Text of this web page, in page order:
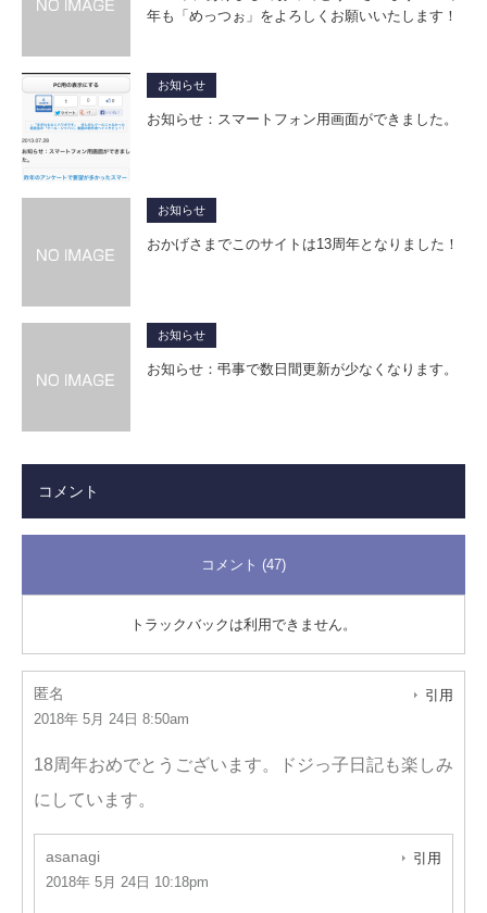
年も「めっつぉ」をよろしくお願いいたします！
お知らせ
お知らせ：スマートフォン用画面ができました。
お知らせ
おかげさまでこのサイトは13周年となりました！
お知らせ
お知らせ：弔事で数日間更新が少なくなります。
コメント
コメント (47)
トラックバックは利用できません。
匿名
2018年 5月 24日 8:50am
引用
18周年おめでとうございます。ドジっ子日記も楽しみ
にしています。
asanagi
2018年 5月 24日 10:18pm
引用